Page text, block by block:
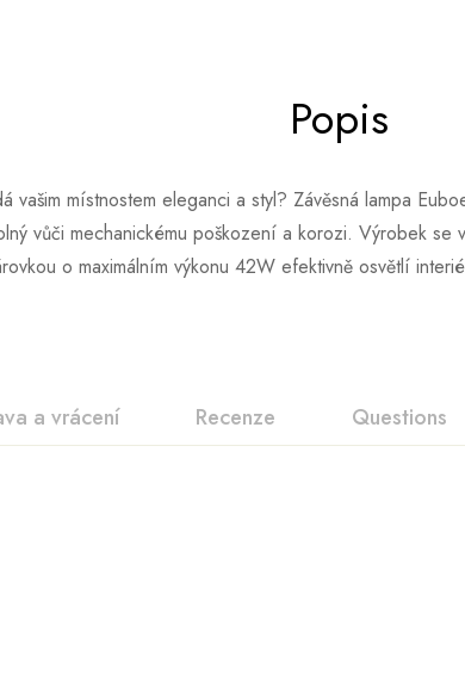
Popis
vašim místnostem eleganci a styl? Závěsná lampa
vůči mechanickému poškození a korozi. Výrobek
o maximálním výkonu 42W efektivně osvětlí
a vrácení Recenze Questions